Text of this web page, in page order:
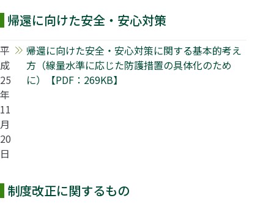
帰還に向けた安全・安心対策
平
成
25
年
11
月
20
日
帰還に向けた安全・安心対策に関する基本的考え
方（線量水準に応じた防護措置の具体化のため
に）【PDF：269KB】
制度改正に関するもの